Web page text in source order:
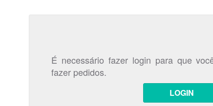
É necessário fazer login para que
fazer pedidos.
LOGIN